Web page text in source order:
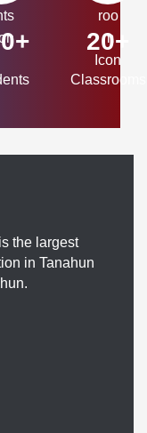
20+
Classrooms
the largest
in Tanahun